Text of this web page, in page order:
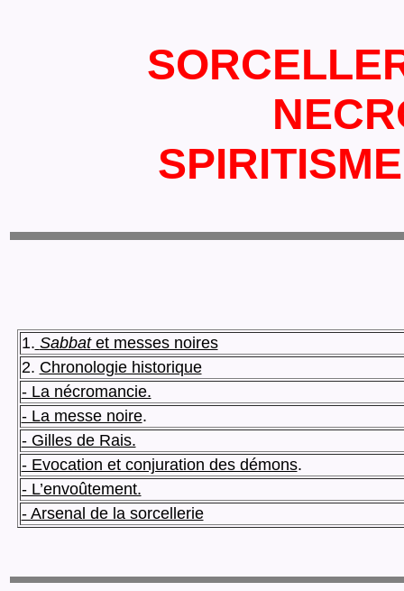
1. Sabbatet messes noires
2. Chronologie historique
- La nécromancie.
- La messe noire.
- Gilles de Rais.
- Evocation et conjuration des démons.
- L’envoûtement.
- Arsenal de la sorcellerie